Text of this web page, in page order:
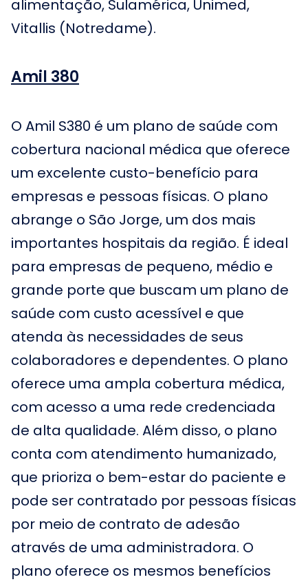
alimentação, Sulamérica, Unimed,
Vitallis (Notredame).
Amil 380
O Amil S380 é um plano de saúde com
cobertura nacional médica que oferece
um excelente custo-benefício para
empresas e pessoas físicas. O plano
abrange o São Jorge, um dos mais
importantes hospitais da região. É ideal
para empresas de pequeno, médio e
grande porte que buscam um plano de
saúde com custo acessível e que
atenda às necessidades de seus
colaboradores e dependentes. O plano
oferece uma ampla cobertura médica,
com acesso a uma rede credenciada
de alta qualidade. Além disso, o plano
conta com atendimento humanizado,
que prioriza o bem-estar do paciente e
pode ser contratado por pessoas físicas
por meio de contrato de adesão
através de uma administradora. O
plano oferece os mesmos benefícios